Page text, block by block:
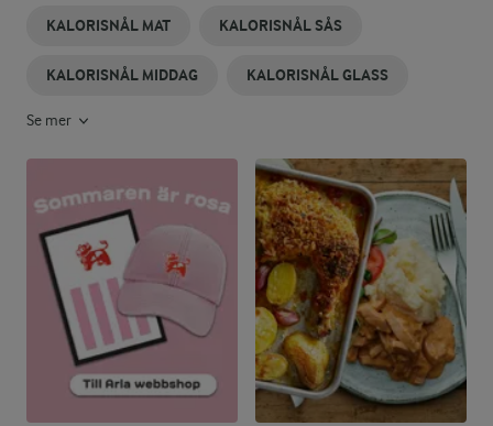
KALORISNÅL MAT KALORISNÅL SÅS
KALORISNÅL MIDDAG KALORISNÅL GLASS
Se mer